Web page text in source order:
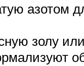
азотом
золу